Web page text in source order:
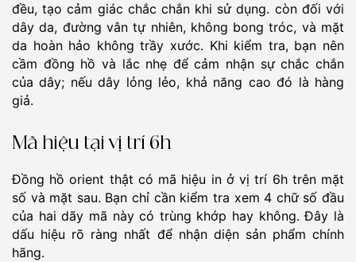
đều, tạo cảm giác chắc chắn khi sử dụng. còn đối với
dây da, đường vân tự nhiên, không bong tróc, và mặt
da hoàn hảo không trầy xước. Khi kiểm tra, bạn nên
cầm đồng hồ và lắc nhẹ để cảm nhận sự chắc chắn
của dây; nếu dây lỏng lẻo, khả năng cao đó là hàng
giả.
Mã hiệu tại vị trí 6h
Đồng hồ orient thật có mã hiệu in ở vị trí 6h trên mặt
số và mặt sau. Bạn chỉ cần kiểm tra xem 4 chữ số đầu
của hai dãy mã này có trùng khớp hay không. Đây là
dấu hiệu rõ ràng nhất để nhận diện sản phẩm chính
hãng.